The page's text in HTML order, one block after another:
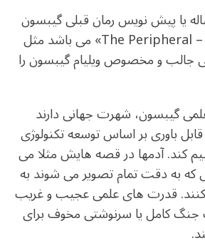
یا پیش نویس رمان قبلی گیبسون
به نام « خارج از مرکز – The Peripheral» می باشد مثل
جالب و مخصوص ویلیام گیبسون را
گیبسون، شهرت جهانی دارند
باوری بر اساس توسعه تکنولوژی
کند. آدمها در قصه هایش مثلا می
که به دقت تمام تصویر می شوند به
کنند. قدرت های علمی عجیب و غریب
جنگ کامل یا سرنوشتی مخوف برای